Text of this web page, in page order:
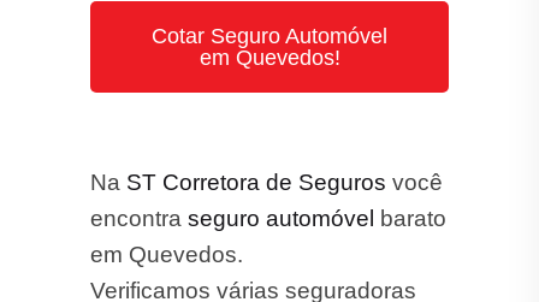
Cotar Seguro Automóvel
em Quevedos!
Na ST Corretora de Seguros você
encontra seguro automóvel
barato
em Quevedos.
Verificamos várias seguradoras